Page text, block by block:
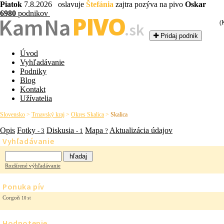
Piatok 7.8.2026 oslavuje Štefánia zajtra pozýva na pivo Oskar
6980 podnikovNaPIVO.sk Pridaj podnik
Úvod
Vyhľadávanie
Podniky
Blog
Kontakt
Užívatelia
Slovensko > Trnavský kraj > Okres Skalica > Skalica
Opis Fotky - 3 Diskusia - 1 Mapa ? Aktualizácia údajov
Vyhľadávanie
Rozšírené výhľadávanie
Ponuka pív
Corgoň 10 st